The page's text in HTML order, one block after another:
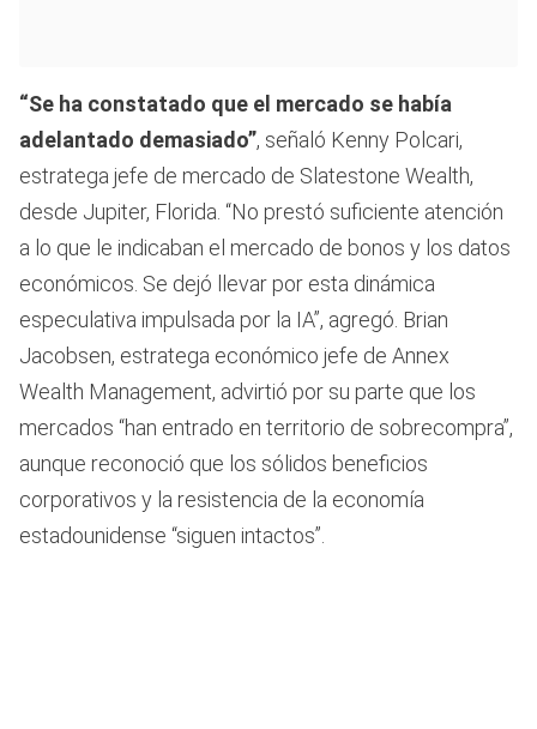
“Se ha constatado que el mercado se había
adelantado demasiado”, señaló Kenny Polcari,
estratega jefe de mercado de Slatestone Wealth,
desde Jupiter, Florida. “No prestó suficiente atención
a lo que le indicaban el mercado de bonos y los datos
económicos. Se dejó llevar por esta dinámica
especulativa impulsada por la IA”, agregó. Brian
Jacobsen, estratega económico jefe de Annex
Wealth Management, advirtió por su parte que los
mercados “han entrado en territorio de sobrecompra”,
aunque reconoció que los sólidos beneficios
corporativos y la resistencia de la economía
estadounidense “siguen intactos”.